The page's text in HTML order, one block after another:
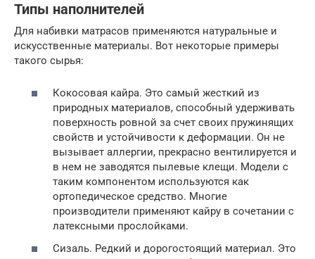
Типы наполнителей
Для набивки матрасов применяются натуральные и
искусственные материалы. Вот некоторые примеры
такого сырья:
Кокосовая кайра. Это самый жесткий из
природных материалов, способный удерживать
поверхность ровной за счет своих пружинящих
свойств и устойчивости к деформации. Он не
вызывает аллергии, прекрасно вентилируется и
в нем не заводятся пылевые клещи. Модели с
таким компонентом используются как
ортопедическое средство. Многие
производители применяют кайру в сочетании с
латексными прослойками.
Сизаль. Редкий и дорогостоящий материал. Это